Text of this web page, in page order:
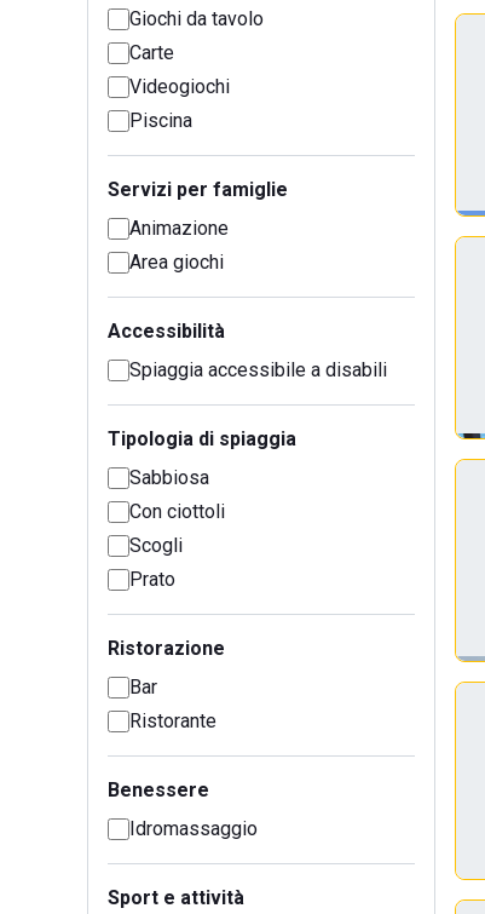
Giochi da tavolo
Carte
Videogiochi
Piscina
Servizi per famiglie
Animazione
Area giochi
Accessibilità
Spiaggia accessibile a disabili
Tipologia di spiaggia
Sabbiosa
Con ciottoli
Scogli
Prato
Ristorazione
Bar
Ristorante
Benessere
Idromassaggio
Sport e attività